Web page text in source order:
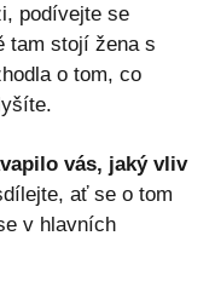
podívejte se
tam stojí žena s
o tom, co
vás, jaký vliv
ať se o tom
v hlavních